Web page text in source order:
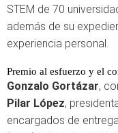
STEM de 70
además de su
experiencia personal.
Premio al esfuerzo y el
Gonzalo Gortázar,
Pilar López,
encargados de